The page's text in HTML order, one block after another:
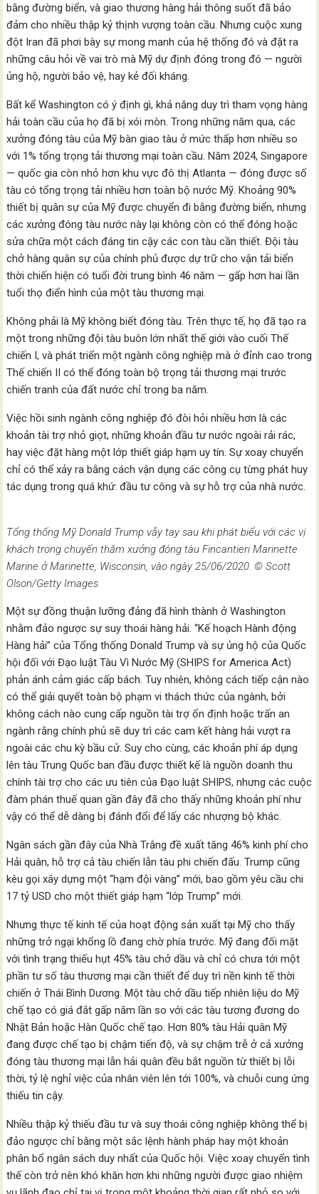
bằng đường biển, và giao thương hàng hải thông suốt đã bảo
đảm cho nhiều thập kỷ thịnh vượng toàn cầu. Nhưng cuộc xung
đột Iran đã phơi bày sự mong manh của hệ thống đó và đặt ra
những câu hỏi về vai trò mà Mỹ dự định đóng trong đó — người
ủng hộ, người bảo vệ, hay kẻ đối kháng.
Bất kể Washington có ý định gì, khả năng duy trì tham vọng hàng
hải toàn cầu của họ đã bị xói mòn. Trong những năm qua, các
xưởng đóng tàu của Mỹ bàn giao tàu ở mức thấp hơn nhiều so
với 1% tổng trọng tải thương mại toàn cầu. Năm 2024, Singapore
— quốc gia còn nhỏ hơn khu vực đô thị Atlanta — đóng được số
tàu có tổng trọng tải nhiều hơn toàn bộ nước Mỹ. Khoảng 90%
thiết bị quân sự của Mỹ được chuyển đi bằng đường biển, nhưng
các xưởng đóng tàu nước này lại không còn có thể đóng hoặc
sửa chữa một cách đáng tin cậy các con tàu cần thiết. Đội tàu
chở hàng quân sự của chính phủ được dự trữ cho vận tải biển
thời chiến hiện có tuổi đời trung bình 46 năm — gấp hơn hai lần
tuổi thọ điển hình của một tàu thương mại.
Không phải là Mỹ không biết đóng tàu. Trên thực tế, họ đã tạo ra
một trong những đội tàu buôn lớn nhất thế giới vào cuối Thế
chiến I, và phát triển một ngành công nghiệp mà ở đỉnh cao trong
Thế chiến II có thể đóng toàn bộ trọng tải thương mại trước
chiến tranh của đất nước chỉ trong ba năm.
Việc hồi sinh ngành công nghiệp đó đòi hỏi nhiều hơn là các
khoản tài trợ nhỏ giọt, những khoản đầu tư nước ngoài rải rác,
hay việc đặt hàng một lớp thiết giáp hạm uy tín. Sự xoay chuyển
chỉ có thể xảy ra bằng cách vận dụng các công cụ từng phát huy
tác dụng trong quá khứ: đầu tư công và sự hỗ trợ của nhà nước.
Tổng thống Mỹ Donald Trump vẫy tay sau khi phát biểu với các vị
khách trong chuyến thăm xưởng đóng tàu Fincantieri Marinette
Marine ở Marinette, Wisconsin, vào ngày 25/06/2020. © Scott
Olson/Getty Images
Một sự đồng thuận lưỡng đảng đã hình thành ở Washington
nhằm đảo ngược sự suy thoái hàng hải. “Kế hoạch Hành động
Hàng hải” của Tổng thống Donald Trump và sự ủng hộ của Quốc
hội đối với Đạo luật Tàu Vì Nước Mỹ (SHIPS for America Act)
phản ánh cảm giác cấp bách. Tuy nhiên, không cách tiếp cận nào
có thể giải quyết toàn bộ phạm vi thách thức của ngành, bởi
không cách nào cung cấp nguồn tài trợ ổn định hoặc trấn an
ngành rằng chính phủ sẽ duy trì các cam kết hàng hải vượt ra
ngoài các chu kỳ bầu cử. Suy cho cùng, các khoản phí áp dụng
lên tàu Trung Quốc ban đầu được thiết kế là nguồn doanh thu
chính tài trợ cho các ưu tiên của Đạo luật SHIPS, nhưng các cuộc
đàm phán thuế quan gần đây đã cho thấy những khoản phí như
vậy có thể dễ dàng bị đánh đổi để lấy các nhượng bộ khác.
Ngân sách gần đây của Nhà Trắng đề xuất tăng 46% kinh phí cho
Hải quân, hỗ trợ cả tàu chiến lẫn tàu phi chiến đấu. Trump cũng
kêu gọi xây dựng một “hạm đội vàng” mới, bao gồm yêu cầu chi
17 tỷ USD cho một thiết giáp hạm “lớp Trump” mới.
Nhưng thực tế kinh tế của hoạt động sản xuất tại Mỹ cho thấy
những trở ngại khổng lồ đang chờ phía trước. Mỹ đang đối mặt
với tình trạng thiếu hụt 45% tàu chở dầu và chỉ có chưa tới một
phần tư số tàu thương mại cần thiết để duy trì nền kinh tế thời
chiến ở Thái Bình Dương. Một tàu chở dầu tiếp nhiên liệu do Mỹ
chế tạo có giá đắt gấp năm lần so với các tàu tương đương do
Nhật Bản hoặc Hàn Quốc chế tạo. Hơn 80% tàu Hải quân Mỹ
đang được chế tạo bị chậm tiến độ, và sự chậm trễ ở cả xưởng
đóng tàu thương mại lẫn hải quân đều bắt nguồn từ thiết bị lỗi
thời, tỷ lệ nghỉ việc của nhân viên lên tới 100%, và chuỗi cung ứng
thiếu tin cậy.
Nhiều thập kỷ thiếu đầu tư và suy thoái công nghiệp không thể bị
đảo ngược chỉ bằng một sắc lệnh hành pháp hay một khoản
phân bổ ngân sách duy nhất của Quốc hội. Việc xoay chuyển tình
thế còn trở nên khó khăn hơn khi những người được giao nhiệm